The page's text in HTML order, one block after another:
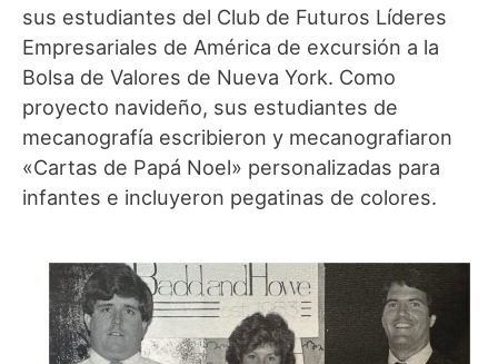
sus estudiantes del Club de Futuros Líderes
Empresariales de América de excursión a la
Bolsa de Valores de Nueva York. Como
proyecto navideño, sus estudiantes de
mecanografía escribieron y mecanografiaron
«Cartas de Papá Noel» personalizadas para
infantes e incluyeron pegatinas de colores.